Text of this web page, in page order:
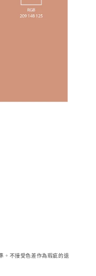
。不接受色差作為瑕疵的退